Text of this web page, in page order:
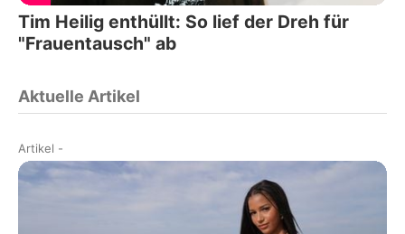
Tim Heilig enthüllt: So lief der Dreh für
"Frauentausch" ab
Aktuelle Artikel
Artikel -